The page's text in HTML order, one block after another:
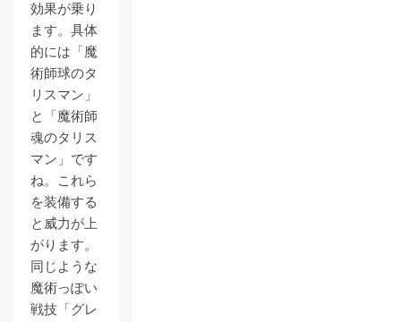
効果が乗り
ます。具体
的には「魔
術師球のタ
リスマン」
と「魔術師
魂のタリス
マン」です
ね。これら
を装備する
と威力が上
がります。
同じような
魔術っぽい
戦技「グレ